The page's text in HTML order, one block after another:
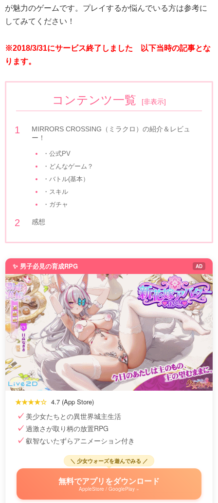
が魅力のゲームです。プレイするか悩んでいる方は参考に
してみてください！
※2018/3/31にサービス終了しました 以下当時の記事とな
ります。
コンテンツ一覧 [非表示]
MIRRORS CROSSING（ミラクロ）の紹介＆レビュ
ー！
・公式PV
・どんなゲーム？
・バトル(基本）
・スキル
・ガチャ
感想
✨ 男子必見の育成RPG AD
★★★★☆ 4.7 (App Store)
美少女たちとの異世界城主生活
過激さが取り柄の放置RPG
叡智ないたずらアニメーション付き
＼ 少女ウォーズを遊んでみる ／
無料でアプリをダウンロード
AppleStore / GooglePlay »